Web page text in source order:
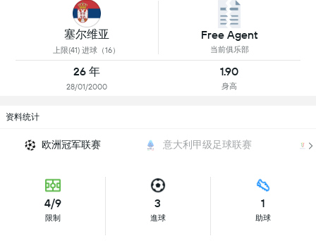
塞尔维亚
上限(41) 进球（16）
Free Agent
当前俱乐部
26 年
28/01/2000
1.90
身高
资料统计
欧洲冠军联赛 意大利甲级足球联赛
4/9
限制
3
進球
1
助球